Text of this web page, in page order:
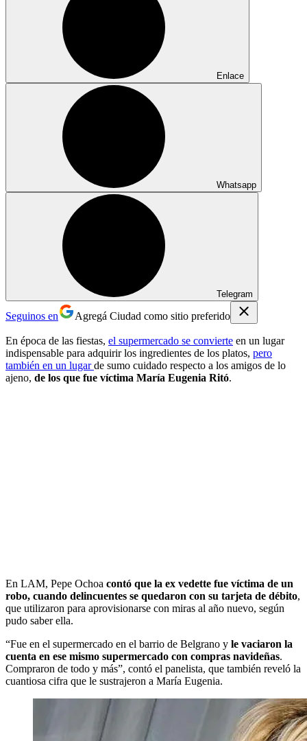
Enlace
Whatsapp
Telegram
Seguinos en Agregá Ciudad como sitio preferido
En época de las fiestas, el supermercado se convierte en un lugar
indispensable para adquirir los ingredientes de los platos, pero
también en un lugarde sumo cuidado respecto a los amigos de lo
ajeno, de los que fue víctima María Eugenia Ritó.
En LAM, Pepe Ochoa contó que la ex vedette fue víctima de un
robo, cuando delincuentes se quedaron con su tarjeta de débito,
que utilizaron para aprovisionarse con miras al año nuevo, según
pudo saber ella.
“Fue en el supermercado en el barrio de Belgrano y le vaciaron la
cuenta en ese mismo supermercado con compras navideñas.
Compraron de todo y más”, contó el panelista, que también reveló la
cuantiosa cifra que le sustrajeron a María Eugenia.